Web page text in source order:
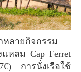
หลม Cap Ferret
การนั่งเรือใช้